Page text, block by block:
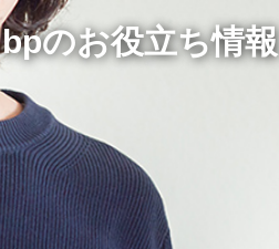
bpのお役立ち情報